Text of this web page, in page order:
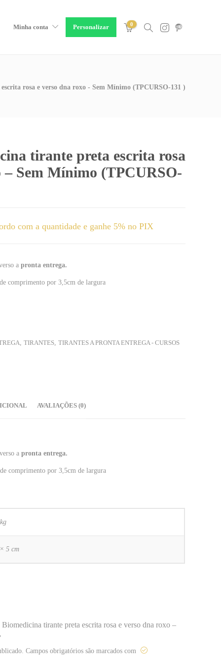
Minha conta Personalizar 0
rosa e verso dna roxo - Sem Mínimo (TPCURSO-131 )
tirante preta escrita rosa
– Sem Mínimo (TPCURSO-
com a quantidade e ganhe 5% no PIX
a pronta entrega.
comprimento por 3,5cm de largura
, TIRANTES, TIRANTES A PRONTA ENTREGA - CURSOS
AVALIAÇÕES (0)
a pronta entrega.
comprimento por 3,5cm de largura
5 cm
tirante preta escrita rosa e verso dna roxo –
Campos obrigatórios são marcados com